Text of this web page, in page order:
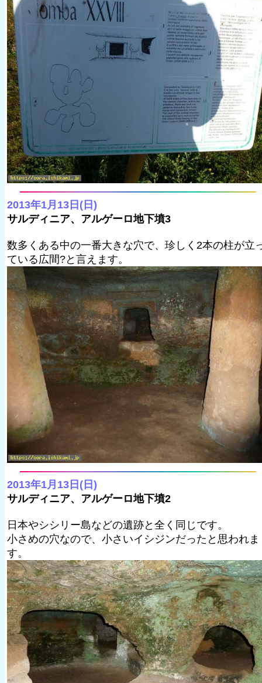
2013年1月13日(日)
サルディニア、アルゲーロ地下墳3
数多くある中の一番大きな穴で、珍しく2本の柱が立
ている広間?と言えます。
2013年1月13日(日)
サルディニア、アルゲーロ地下墳2
日本やシシリー島などの遺跡と全く同じです。
小さめの穴なので、小さいイシジンだったと思われま
す。